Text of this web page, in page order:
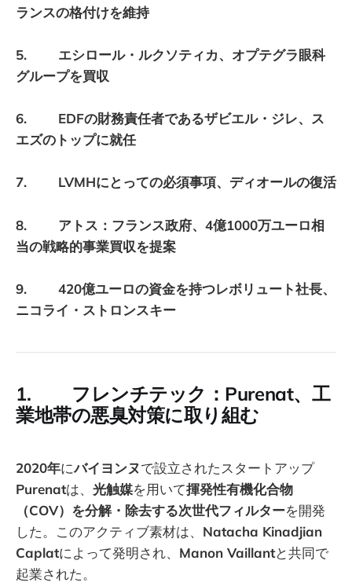
ランスの格付けを維持
5. エシロール・ルクソティカ、オプテグラ眼科
グループを買収
6. EDFの財務責任者であるザビエル・ジレ、ス
エズのトップに就任
7. LVMHにとっての必須事項、ディオールの復活
8. アトス：フランス政府、4億1000万ユーロ相
当の戦略的事業買収を提案
9. 420億ユーロの資金を持つレボリュート社長、
ニコライ・ストロンスキー
1. フレンチテック：Purenat、工
業地帯の悪臭対策に取り組む
2020年にバイヨンヌで設立されたスタートアップ
Purenatは、 光触媒を用いて揮発性有機化合物
（COV）を分解・除去する次世代フィルターを開発
した。このアクティブ素材は、 Natacha Kinadjian
Caplatによって発明され、 Manon Vaillantと共同で
起業された。